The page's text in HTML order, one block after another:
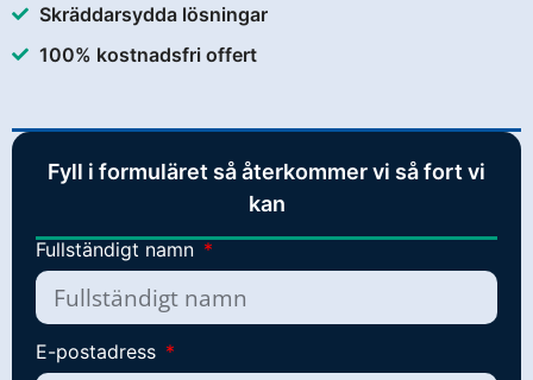
Skräddarsydda lösningar
100% kostnadsfri offert
Fyll i formuläret så återkommer vi så fort vi
kan
Fullständigt namn
E-postadress